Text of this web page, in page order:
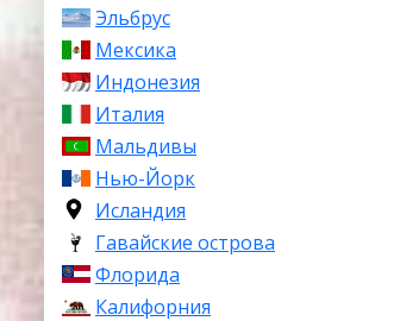
Эльбрус
Мексика
Индонезия
Италия
Мальдивы
Нью-Йорк
Исландия
Гавайские острова
Флорида
Калифорния